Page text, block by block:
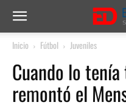
Inicio Fútbol Juveniles
Cuando lo
remontó el